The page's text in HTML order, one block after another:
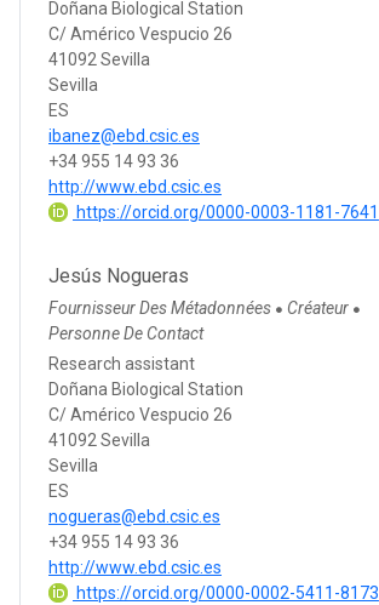
Doñana Biological Station
C/ Américo Vespucio 26
41092 Sevilla
Sevilla
ES
ibanez@ebd.csic.es
+34 955 14 93 36
http://www.ebd.csic.es
https://orcid.org/0000-0003-1181-7641
Jesús Nogueras
Fournisseur Des Métadonnées ● Créateur ●
Personne De Contact
Research assistant
Doñana Biological Station
C/ Américo Vespucio 26
41092 Sevilla
Sevilla
ES
nogueras@ebd.csic.es
+34 955 14 93 36
http://www.ebd.csic.es
https://orcid.org/0000-0002-5411-8173